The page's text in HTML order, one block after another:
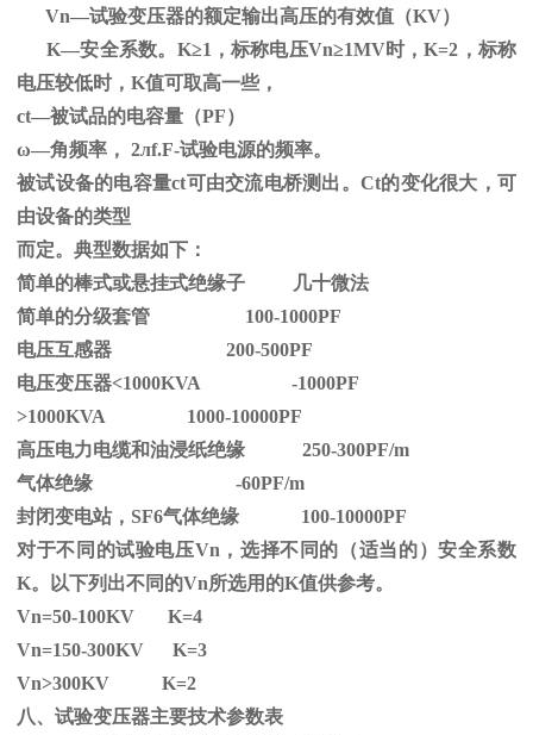
Vn—试验变压器的额定输出高压的有效值（KV）
K—安全系数。 K≥1，标称电压Vn≥1MV时，K=2，标称
电压较低时，K值可取高一些，
ct—被试品的电容量（PF）
ω—角频率， 2лf.F-试验电源的频率。
被试设备的电容量ct可由交流电桥测出。Ct的变化很大，可
由设备的类型
而定。典型数据如下：
简单的棒式或悬挂式绝缘子 几十微法
简单的分级套管 100-1000PF
电压互感器 200-500PF
电压变压器<1000KVA -1000PF
>1000KVA 1000-10000PF
高压电力电缆和油浸纸绝缘 250-300PF/m
气体绝缘 -60PF/m
封闭变电站，SF6气体绝缘 100-10000PF
对于不同的试验电压Vn ，选择不同的（适当的）安全系数
K。以下列出不同的Vn所选用的K值供参考。
Vn=50-100KV K=4
Vn=150-300KV K=3
Vn>300KV K=2
八、试验变压器主要技术参数表